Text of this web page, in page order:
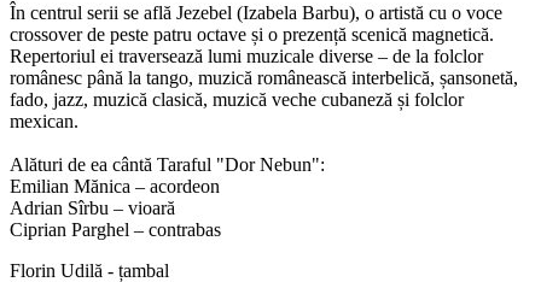
În centrul serii se află Jezebel (Izabela Barbu), o artistă cu o voce
crossover de peste patru octave și o prezență scenică magnetică.
Repertoriul ei traversează lumi muzicale diverse – de la folclor
românesc până la tango, muzică românească interbelică, șansonetă,
fado, jazz, muzică clasică, muzică veche cubaneză și folclor
mexican.
Alături de ea cântă Taraful "Dor Nebun":
Emilian Mănica – acordeon
Adrian Sîrbu – vioară
Ciprian Parghel – contrabas
Florin Udilă - țambal